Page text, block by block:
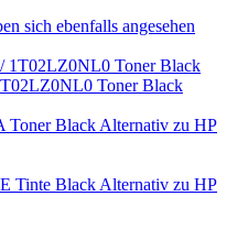
sich ebenfalls angesehen
Toner Black
Alternativ zu HP
Alternativ zu HP